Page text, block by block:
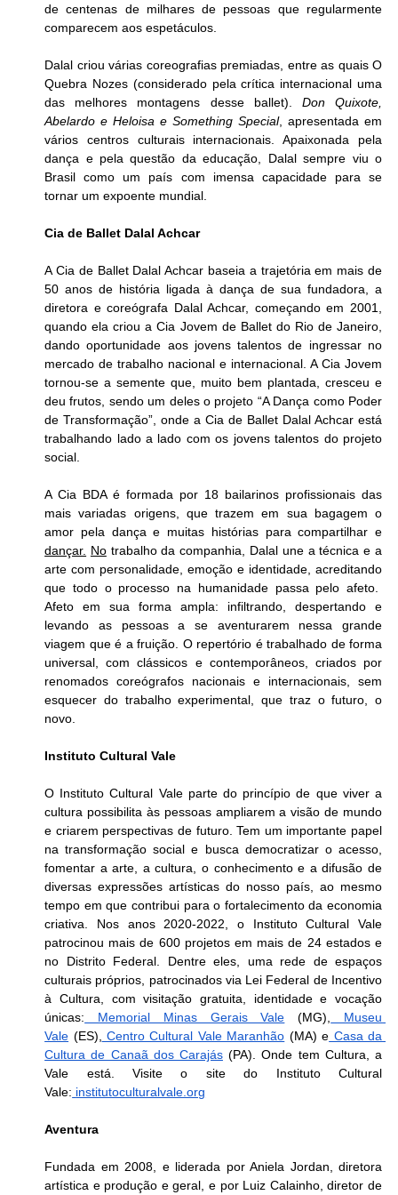
de centenas de milhares de pessoas que regularmente
comparecem aos espetáculos.
Dalal criou várias coreografias premiadas, entre as quais O
Quebra Nozes (considerado pela crítica internacional uma
das melhores montagens desse ballet). Don Quixote,
Abelardo e Heloisa e Something Special, apresentada em
vários centros culturais internacionais. Apaixonada pela
dança e pela questão da educação, Dalal sempre viu o
Brasil como um país com imensa capacidade para se
tornar um expoente mundial.
Cia de Ballet Dalal Achcar
A Cia de Ballet Dalal Achcar baseia a trajetória em mais de
50 anos de história ligada à dança de sua fundadora, a
diretora e coreógrafa Dalal Achcar, começando em 2001,
quando ela criou a Cia Jovem de Ballet do Rio de Janeiro,
dando oportunidade aos jovens talentos de ingressar no
mercado de trabalho nacional e internacional. A Cia Jovem
tornou-se a semente que, muito bem plantada, cresceu e
deu frutos, sendo um deles o projeto “A Dança como Poder
de Transformação”, onde a Cia de Ballet Dalal Achcar está
trabalhando lado a lado com os jovens talentos do projeto
social.
A Cia BDA é formada por 18 bailarinos profissionais das
mais variadas origens, que trazem em sua bagagem o
dançar. No trabalho da companhia, Dalal une a técnica e a
arte com personalidade, emoção e identidade, acreditando
que todo o processo na humanidade passa pelo afeto.
Afeto em sua forma ampla: infiltrando, despertando e
levando as pessoas a se aventurarem nessa grande
viagem que é a fruição. O repertório é trabalhado de forma
universal, com clássicos e contemporâneos, criados por
renomados coreógrafos nacionais e internacionais, sem
esquecer do trabalho experimental, que traz o futuro, o
novo.
Instituto Cultural Vale
O Instituto Cultural Vale parte do princípio de que viver a
cultura possibilita às pessoas ampliarem a visão de mundo
e criarem perspectivas de futuro. Tem um importante papel
na transformação social e busca democratizar o acesso,
fomentar a arte, a cultura, o conhecimento e a difusão de
diversas expressões artísticas do nosso país, ao mesmo
tempo em que contribui para o fortalecimento da economia
criativa. Nos anos 2020-2022, o Instituto Cultural Vale
patrocinou mais de 600 projetos em mais de 24 estados e
no Distrito Federal. Dentre eles, uma rede de espaços
culturais próprios, patrocinados via Lei Federal de Incentivo
à Cultura, com visitação gratuita, identidade e vocação
únicas: Memorial Minas Gerais Vale (MG),
Museu
Vale (ES), Centro Cultural Vale Maranhão (MA) e Casa da
Cultura de Canaã dos Carajás (PA). Onde tem Cultura, a
Vale está. Visite o site do Instituto Cultural
Vale: institutoculturalvale.org
Aventura
Fundada em 2008, e liderada por Aniela Jordan, diretora
artística e produção e geral, e por Luiz Calainho, diretor de